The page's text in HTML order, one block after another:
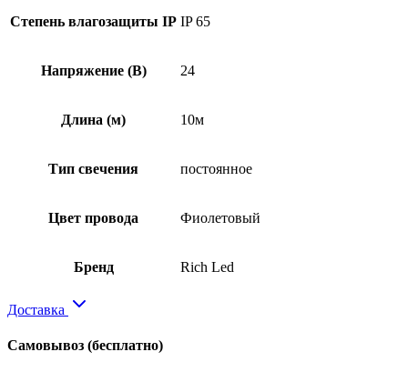
Степень влагозащиты IP IP 65
Напряжение (В) 24
Длина (м) 10м
Тип свечения постоянное
Цвет провода Фиолетовый
Бренд Rich Led
Доставка
Самовывоз (бесплатно)